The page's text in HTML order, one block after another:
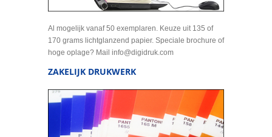
Al mogelijk vanaf 50 exemplaren. Keuze uit 135 of
170 grams lichtglanzend papier. Speciale brochure of
hoge oplage? Mail info@digidruk.com
ZAKELIJK DRUKWERK